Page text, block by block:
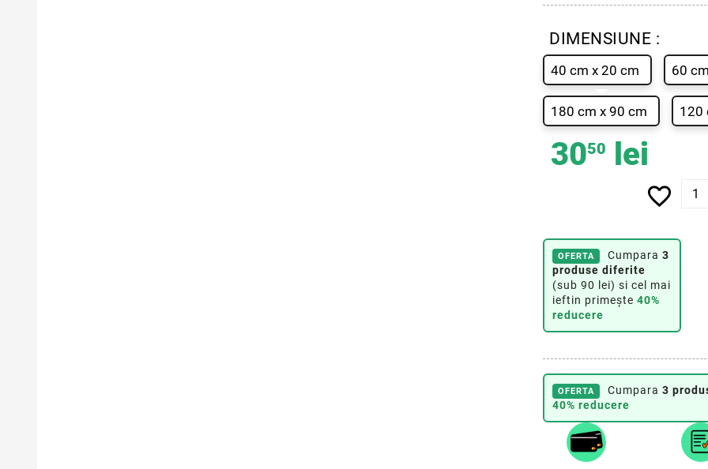
DIMENSIUNE :
40 cm x 20 cm 60
180 cm x 90 cm 120
3050 lei
favorite_border
OFERTA Cumpara 3
produse diferite
(sub 90 lei) si cel mai
ieftin primește 40%
reducere
OFERTA Cumpara 3
40% reducere